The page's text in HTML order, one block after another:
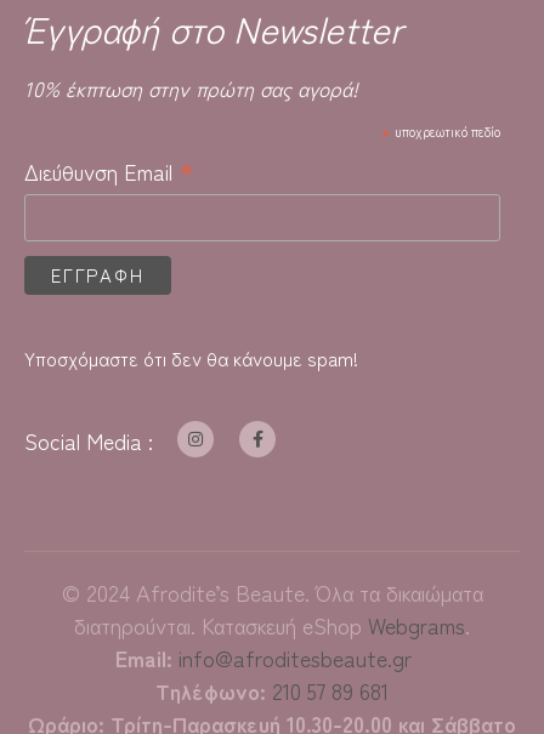
Έγγραφή στο Newsletter
10% έκπτωση στην πρώτη σας αγορά!
* υποχρεωτικό πεδίο
Διεύθυνση Email *
Υποσχόμαστε ότι δεν θα κάνουμε spam!
Social Media :
© 2024Afrodite’s Beaute. Όλα τα δικαιώματα
διατηρούνται. Κατασκευή eShop Webgrams.
Email: info@afroditesbeaute.gr
Τηλέφωνο: 210 57 89 681
Ωράριο: Τρίτη-Παρασκευή 10.30-20.00 και Σάββατο